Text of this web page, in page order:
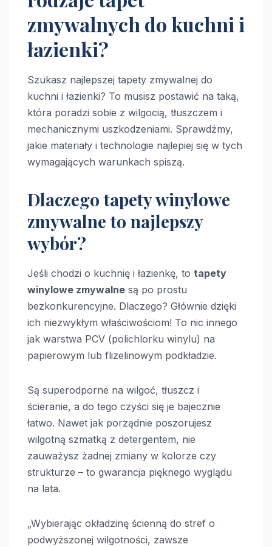
zmywalnych do kuchni i
łazienki?
Szukasz najlepszej tapety zmywalnej do
kuchni i łazienki? To musisz postawić na taką,
która poradzi sobie z wilgocią, tłuszczem i
mechanicznymi uszkodzeniami. Sprawdźmy,
jakie materiały i technologie najlepiej się w tych
wymagających warunkach spiszą.
Dlaczego tapety winylowe
zmywalne to najlepszy
wybór?
Jeśli chodzi o kuchnię i łazienkę, to tapety
winylowe zmywalne są po prostu
bezkonkurencyjne. Dlaczego? Głównie dzięki
ich niezwykłym właściwościom! To nic innego
jak warstwa PCV (polichlorku winylu) na
papierowym lub flizelinowym podkładzie.
Są superodporne na wilgoć, tłuszcz i
ścieranie, a do tego czyści się je bajecznie
łatwo. Nawet jak porządnie poszorujesz
wilgotną szmatką z detergentem, nie
zauważysz żadnej zmiany w kolorze czy
strukturze – to gwarancja pięknego wyglądu
na lata.
„Wybierając okładzinę ścienną do stref o
podwyższonej wilgotności, zawsze